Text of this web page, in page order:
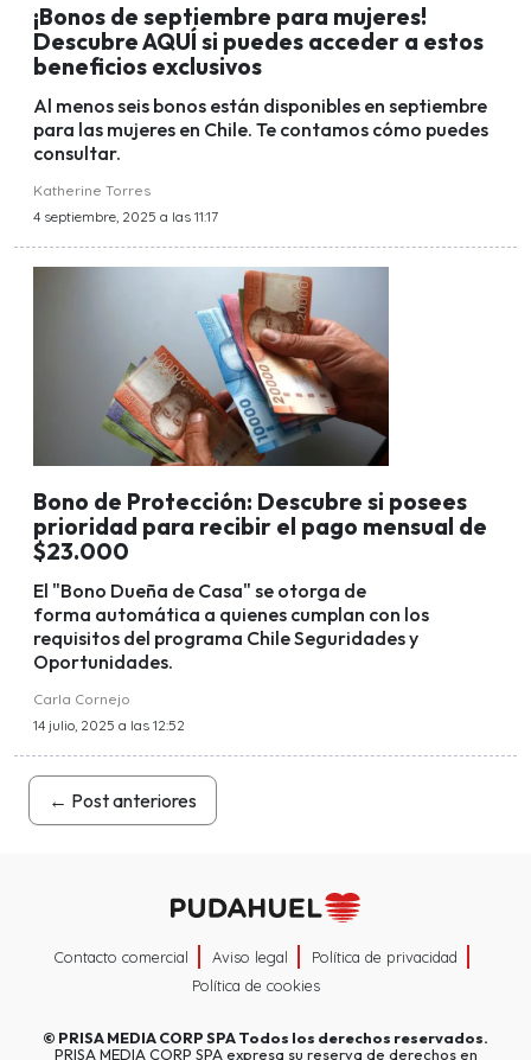
¡Bonos de septiembre para mujeres!
Descubre AQUÍ si puedes acceder a estos
beneficios exclusivos
Al menos seis bonos están disponibles en septiembre
para las mujeres en Chile. Te contamos cómo puedes
consultar.
Katherine Torres
4 septiembre, 2025 a las 11:17
Bono de Protección: Descubre si posees
prioridad para recibir el pago mensual de
$23.000
El "Bono Dueña de Casa" se otorga de
forma automática a quienes cumplan con los
requisitos del programa Chile Seguridades y
Oportunidades.
Carla Cornejo
14 julio, 2025 a las 12:52
← Post anteriores
Contacto comercial Aviso legal
Política de privacidad
Política de cookies
© PRISA MEDIA CORP SPATodos los derechos reservados.
PRISA MEDIA CORP SPA expresa su reserva de derechos en